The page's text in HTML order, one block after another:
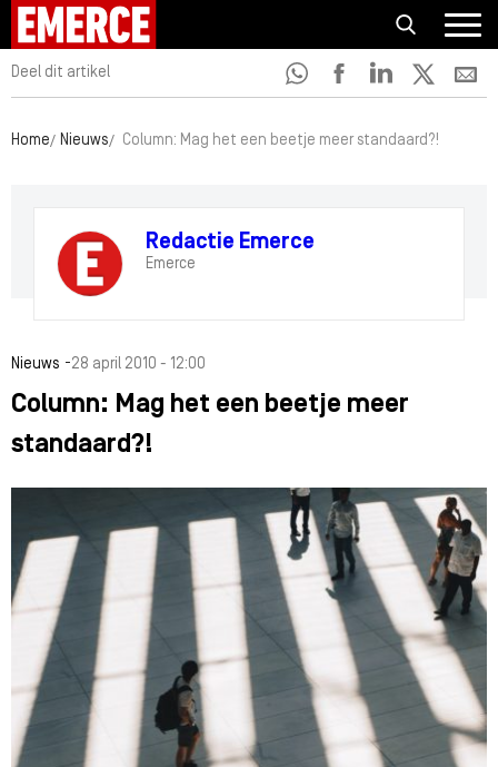
Deel dit artikel
Home Nieuws Column: Mag het een beetje meer standaard?!
Redactie Emerce
Emerce
Nieuws -28 april 2010 - 12:00
Column: Mag het een beetje meer
standaard?!